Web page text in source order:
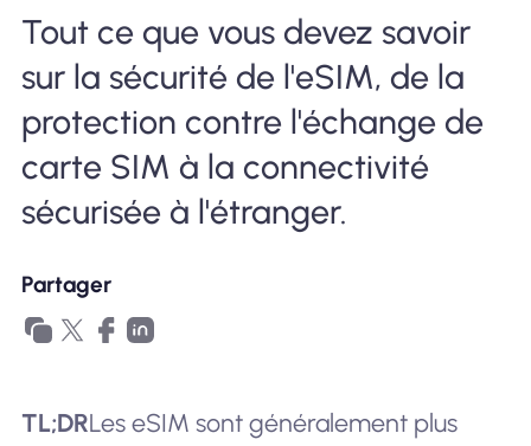
Pour le business
Tout ce que vous devez savoir
sur la sécurité de l'eSIM, de la
protection contre l'échange de
carte SIM à la connectivité
sécurisée à l'étranger.
Partager
TL;DRLes eSIM sont généralement plus